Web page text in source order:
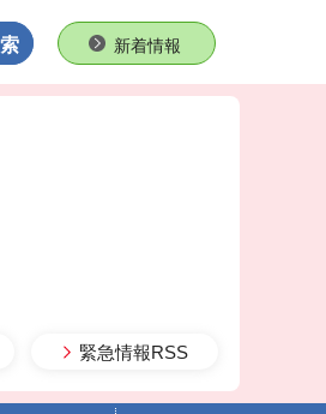
緊急情報RSS
語句で検索新着情報